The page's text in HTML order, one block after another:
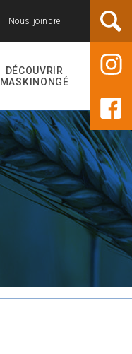
Nous joindre
DÉCOUVRIR
MASKINONGÉ